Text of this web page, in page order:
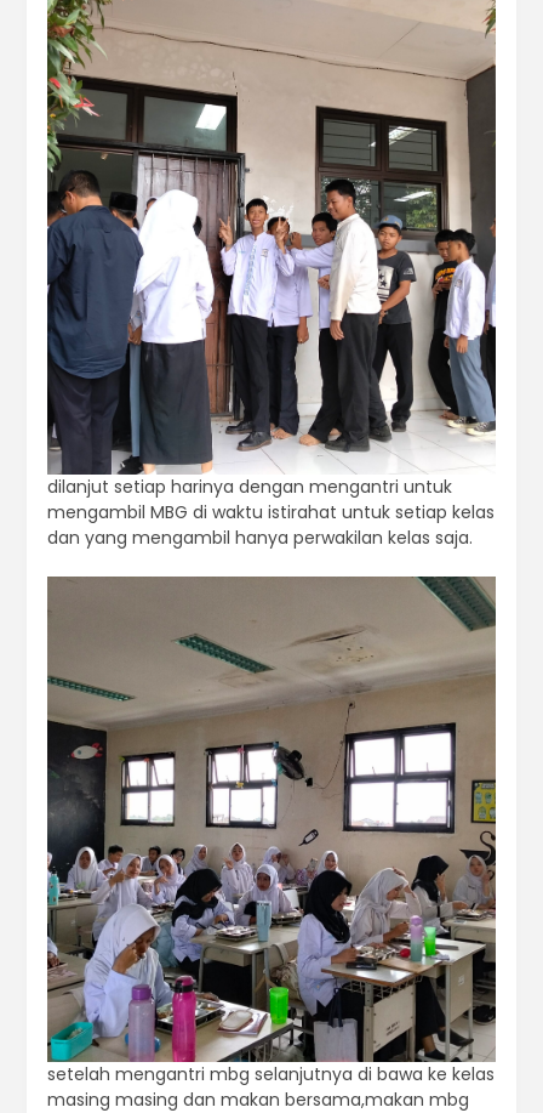
dilanjut setiap harinya dengan mengantri untuk
mengambil MBG di waktu istirahat untuk setiap kelas
dan yang mengambil hanya perwakilan kelas saja.
setelah mengantri mbg selanjutnya di bawa ke kelas
masing masing dan makan bersama,makan mbg